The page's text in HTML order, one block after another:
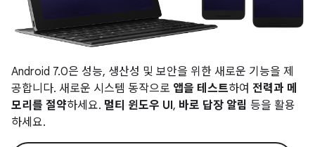
Android 7.0은 성능, 생산성 및 보안을 위한 새로운 기능을 제
공합니다. 새로운 시스템 동작으로 앱을 테스트하여 전력과 메
모리를 절약하세요. 멀티 윈도우 UI, 바로 답장 알림 등을 활용
하세요.